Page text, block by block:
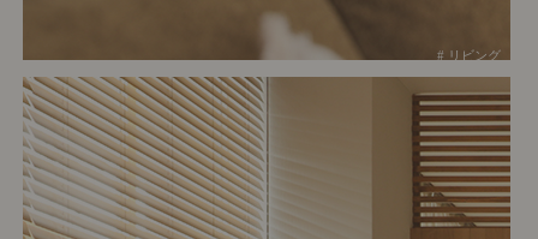
# リビング